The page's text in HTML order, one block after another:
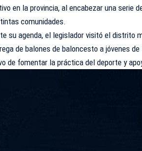
en la provincia, alencabezar una serie
comunidades.
su agenda, el legislador visitó el distrito
de balones de baloncesto a jóvenes
de fomentar la práctica del deporte y